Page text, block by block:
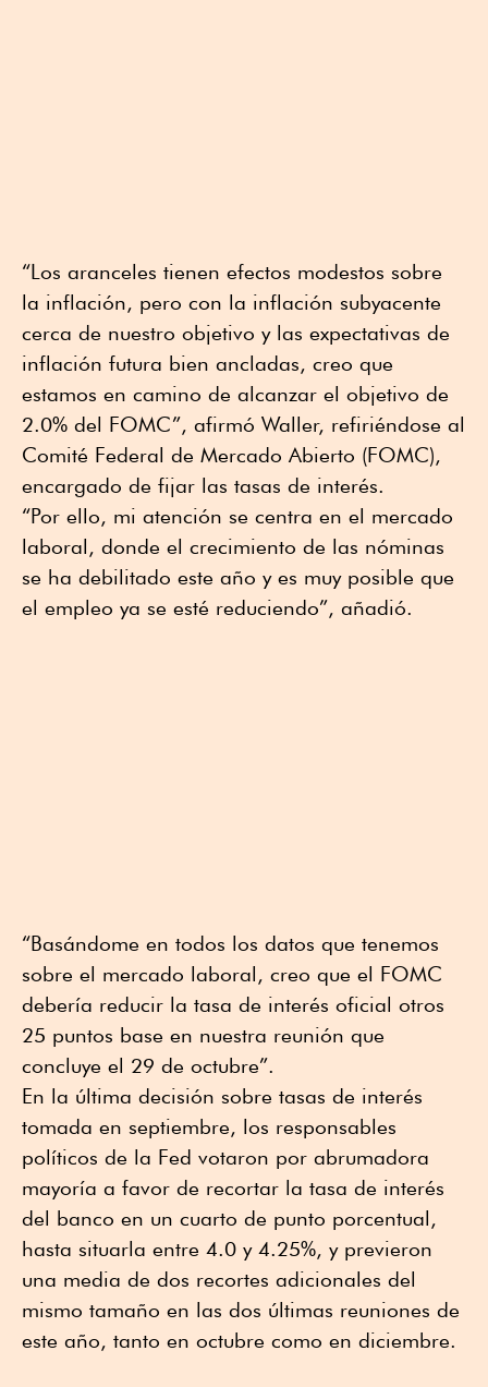
“Los aranceles tienen efectos modestos sobre
la inflación, pero con la inflación subyacente
cerca de nuestro objetivo y las expectativas de
inflación futura bien ancladas, creo que
estamos en camino de alcanzar el objetivo de
2.0% del FOMC”, afirmó Waller, refiriéndose al
Comité Federal de Mercado Abierto (FOMC),
encargado de fijar las tasas de interés.
“Por ello, mi atención se centra en el mercado
laboral, donde el crecimiento de las nóminas
se ha debilitado este año y es muy posible que
el empleo ya se esté reduciendo”, añadió.
“Basándome en todos los datos que tenemos
sobre el mercado laboral, creo que el FOMC
debería reducir la tasa de interés oficial otros
25 puntos base en nuestra reunión que
concluye el 29 de octubre”.
En la última decisión sobre tasas de interés
tomada en septiembre, los responsables
políticos de la Fed votaron por abrumadora
mayoría a favor de recortar la tasa de interés
del banco en un cuarto de punto porcentual,
hasta situarla entre 4.0 y 4.25%, y previeron
una media de dos recortes adicionales del
mismo tamaño en las dos últimas reuniones de
este año, tanto en octubre como en diciembre.